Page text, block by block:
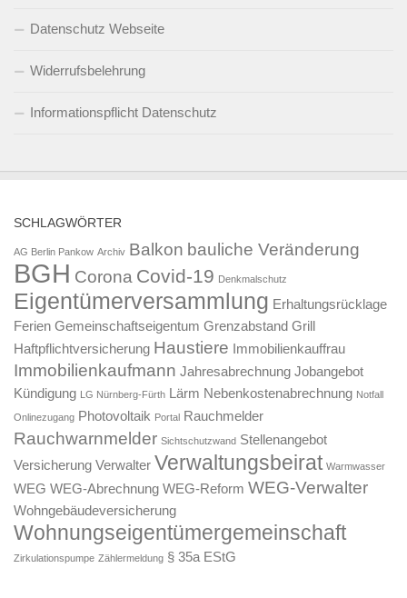
Datenschutz Webseite
Widerrufsbelehrung
Informationspflicht Datenschutz
SCHLAGWÖRTER
AG Berlin Pankow Archiv Balkon bauliche Veränderung
BGH Corona Covid-19 Denkmalschutz
Eigentümerversammlung Erhaltungsrücklage
Ferien Gemeinschaftseigentum Grenzabstand Grill
Haftpflichtversicherung Haustiere Immobilienkauffrau
Immobilienkaufmann Jahresabrechnung Jobangebot
Kündigung LG Nürnberg-Fürth Lärm Nebenkostenabrechnung Notfall
Onlinezugang Photovoltaik Portal Rauchmelder
Rauchwarnmelder Sichtschutzwand Stellenangebot
Versicherung Verwalter Verwaltungsbeirat Warmwasser
WEG WEG-Abrechnung WEG-Reform WEG-Verwalter
Wohngebäudeversicherung
Wohnungseigentümergemeinschaft
Zirkulationspumpe Zählermeldung § 35a EStG